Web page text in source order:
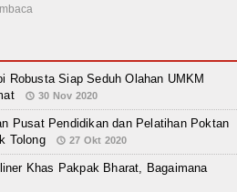
Robusta Siap Seduh Olahan UMKM
30 Nov 2020
Pusat Pendidikan dan Pelatihan Poktan
Tolong
27 Okt 2020
Khas Pakpak Bharat, Bagaimana